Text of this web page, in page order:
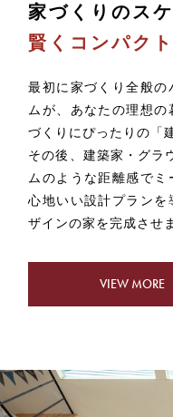
家づくりのス
賢くコンパク
最初に家づくり全般の
ムが、あなたの理想の
づくりにぴったりの「
その後、建築家・グラ
ムのような距離感でミ
心地いい設計プラン
ザインの家を完成させ
VIEW MORE